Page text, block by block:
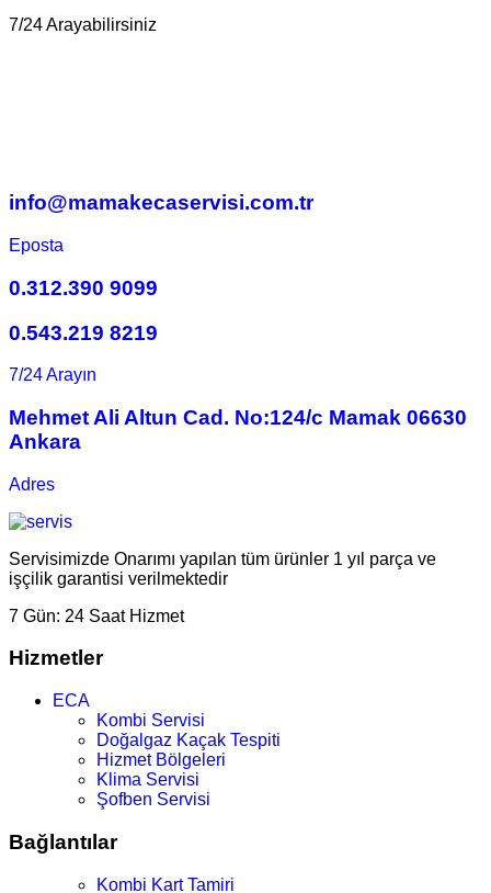
7/24 Arayabilirsiniz
info@mamakecaservisi.com.tr
Eposta
0.312.390 9099
0.543.219 8219
7/24 Arayın
Mehmet Ali Altun Cad. No:124/c Mamak 06630
Ankara
Adres
Servisimizde Onarımı yapılan tüm ürünler 1 yıl parça ve
işçilik garantisi verilmektedir
7 Gün: 24 Saat Hizmet
Hizmetler
ECA
Kombi Servisi
Doğalgaz Kaçak Tespiti
Hizmet Bölgeleri
Klima Servisi
Şofben Servisi
Bağlantılar
Kombi Kart Tamiri